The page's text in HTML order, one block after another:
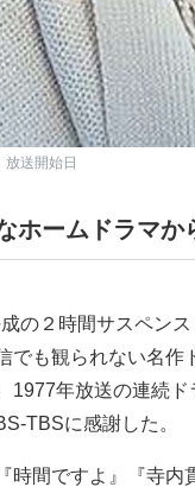
送開始日
ホームドラマ
の２時間サスペン
でも観られない名
1977年放送の連続
TBSに感謝した。
時間ですよ』『寺内